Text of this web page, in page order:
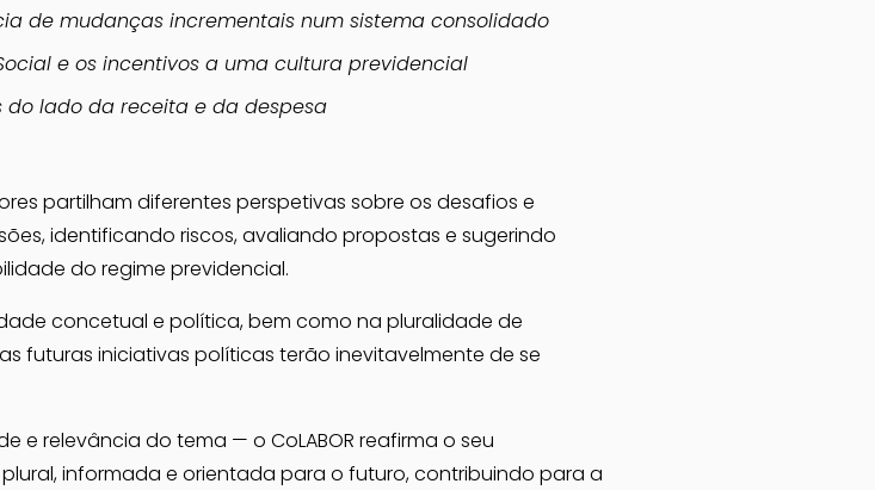
de mudanças incrementais num sistema consolidado
e os incentivos a uma cultura previdencial
do lado da receita e da despesa
partilham diferentes perspetivas sobre os desafios e
identificando riscos, avaliando propostas e sugerindo
do regime previdencial.
concetual e política, bem como na pluralidade de
futuras iniciativas políticas terão inevitavelmente de se
relevância do tema — o CoLABOR reafirma o seu
informada e orientada para o futuro, contribuindo para a